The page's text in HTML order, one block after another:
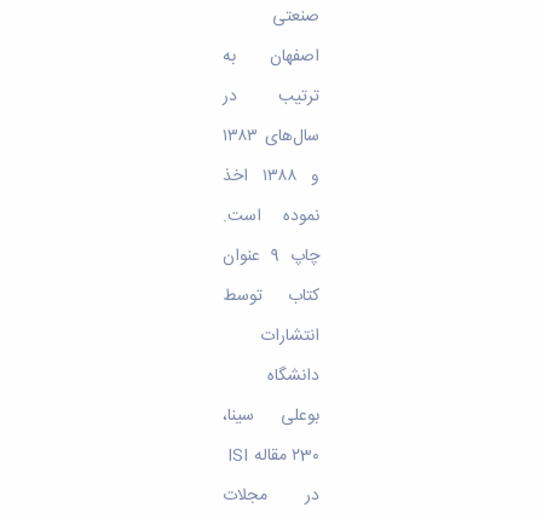
صنعتی
اصفهان به‌
ترتیب در
سال‌های ۱۳۸۳
و ۱۳۸۸ اخذ
نموده است.
چاپ 9 عنوان
کتاب توسط
انتشارات
دانشگاه
بوعلی­ سینا،
در مجلات